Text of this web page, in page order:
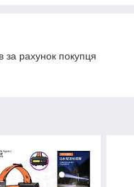
за рахунок покупця